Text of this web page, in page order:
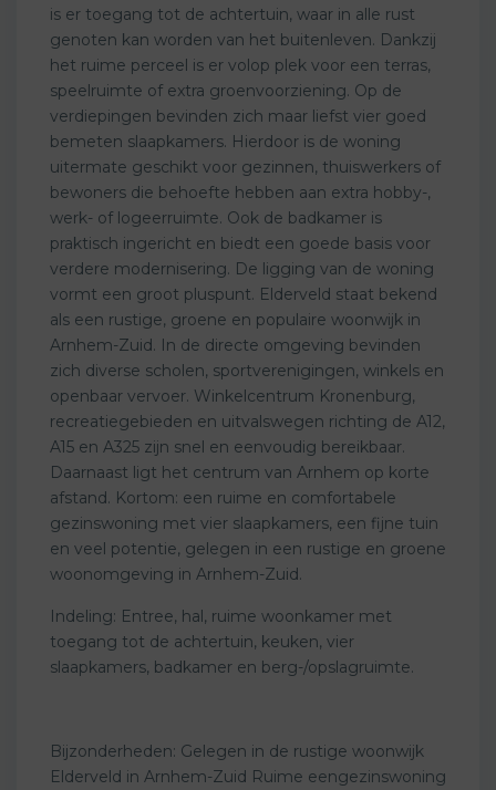
is er toegang tot de achtertuin, waar in alle rust
genoten kan worden van het buitenleven. Dankzij
het ruime perceel is er volop plek voor een terras,
speelruimte of extra groenvoorziening. Op de
verdiepingen bevinden zich maar liefst vier goed
bemeten slaapkamers. Hierdoor is de woning
uitermate geschikt voor gezinnen, thuiswerkers of
bewoners die behoefte hebben aan extra hobby-,
werk- of logeerruimte. Ook de badkamer is
praktisch ingericht en biedt een goede basis voor
verdere modernisering. De ligging van de woning
vormt een groot pluspunt. Elderveld staat bekend
als een rustige, groene en populaire woonwijk in
Arnhem-Zuid. In de directe omgeving bevinden
zich diverse scholen, sportverenigingen, winkels en
openbaar vervoer. Winkelcentrum Kronenburg,
recreatiegebieden en uitvalswegen richting de A12,
A15 en A325 zijn snel en eenvoudig bereikbaar.
Daarnaast ligt het centrum van Arnhem op korte
afstand. Kortom: een ruime en comfortabele
gezinswoning met vier slaapkamers, een fijne tuin
en veel potentie, gelegen in een rustige en groene
woonomgeving in Arnhem-Zuid.
Indeling: Entree, hal, ruime woonkamer met
toegang tot de achtertuin, keuken, vier
slaapkamers, badkamer en berg-/opslagruimte.
Bijzonderheden: Gelegen in de rustige woonwijk
Elderveld in Arnhem-Zuid Ruime eengezinswoning